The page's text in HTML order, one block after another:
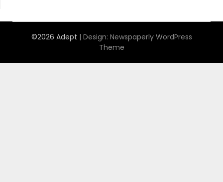
©2026 Adept | Design: Newspaperly WordPress
Theme